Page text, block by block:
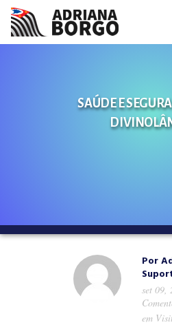
CONHEÇA A ADRIANA
SAÚDE E
Por
set 09,
em